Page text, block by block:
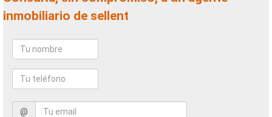
inmobiliario de sellent
@